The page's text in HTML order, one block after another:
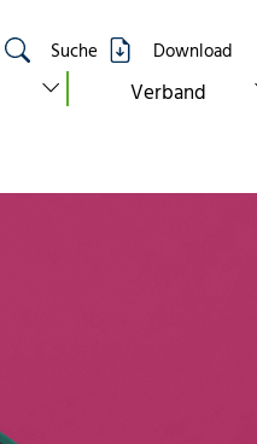
Suche Download
show submenu for
Verband